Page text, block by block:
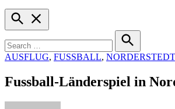
Open
Search
for:
Search
POSTED
AUSFLUG, FUSSBALL, NORDERSTEDT
Fussball-Länderspiel in